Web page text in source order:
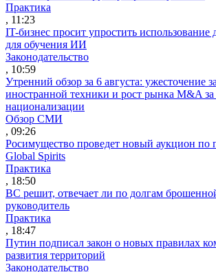
Практика
, 11:23
IT-бизнес просит упростить
для обучения ИИ
Законодательство
, 10:59
Утренний обзор за 6 августа: ужесточение
иностранной техники и рост рынка M&A за
национализации
Обзор СМИ
, 09:26
Росимущество проведет новый аукцион по
Global Spirits
Практика
, 18:50
ВС решит, отвечает ли по долгам
руководитель
Практика
, 18:47
Путин подписал закон о новых правилах
развития территорий
Законодательство